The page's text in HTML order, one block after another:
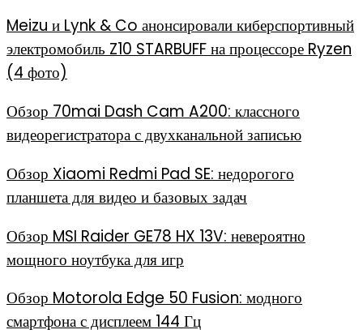
Meizu и Lynk & Co анонсировали киберспортивный
электромобиль Z10 STARBUFF на процессоре Ryzen
(4 фото)
Обзор 70mai Dash Cam A200: классного
видеорегистратора с двухканальной записью
Обзор Xiaomi Redmi Pad SE: недорогого
планшета для видео и базовых задач
Обзор MSI Raider GE78 HX 13V: невероятно
мощного ноутбука для игр
Обзор Motorola Edge 50 Fusion: модного
смартфона с дисплеем 144 Гц